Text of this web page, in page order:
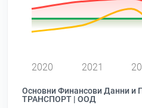
2020 2021
Основни Финансови Данни и
ТРАНСПОРТ | ООД